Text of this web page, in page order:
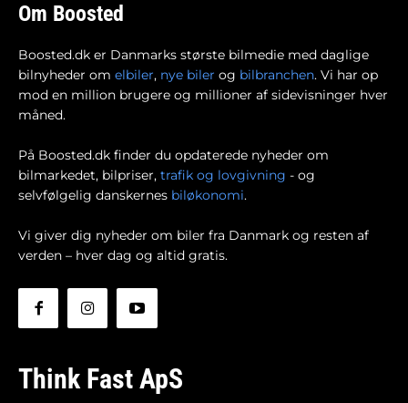
Om Boosted
Boosted.dk er Danmarks største bilmedie med daglige
bilnyheder om elbiler, nye biler og bilbranchen. Vi har op
mod en million brugere og millioner af sidevisninger hver
måned.
På Boosted.dk finder du opdaterede nyheder om
bilmarkedet, bilpriser, trafik og lovgivning - og
selvfølgelig danskernes biløkonomi.
Vi giver dig nyheder om biler fra Danmark og resten af
verden – hver dag og altid gratis.
Think Fast ApS